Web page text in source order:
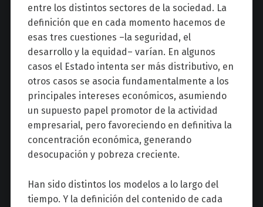
entre los distintos sectores de la sociedad. La
definición que en cada momento hacemos de
esas tres cuestiones –la seguridad, el
desarrollo y la equidad– varían. En algunos
casos el Estado intenta ser más distributivo, en
otros casos se asocia fundamentalmente a los
principales intereses económicos, asumiendo
un supuesto papel promotor de la actividad
empresarial, pero favoreciendo en definitiva la
concentración económica, generando
desocupación y pobreza creciente.
Han sido distintos los modelos a lo largo del
tiempo. Y la definición del contenido de cada